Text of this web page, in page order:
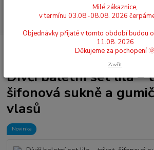
Dívčí taneční trikoty, dresy se sukní
šifonová sukně a gumička do vlasů
Dívčí baletní set lila –
šifonová sukně a
vlasů
Novinka
Milé zákaznice,
v termínu 03.08.-08.08. 2026
Objednávky přijaté v tomto období budou
11.08. 2026
Děkujeme za pochopení
Zavřít